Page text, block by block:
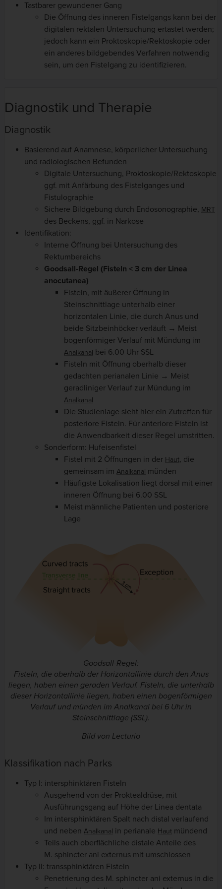
Tastbarer gewundener Gang
Die Öffnung des inneren Fistelgangs kann bei der
digitalen rektalen Untersuchung ertastet werden;
jedoch kann ein Proktoskopie/Rektoskopie oder
ein anderes bildgebendes Verfahren notwendig
sein, um den Fistelgang zu identifizieren.
Diagnostik und Therapie
Diagnostik
Basierend auf Anamnese, körperlicher Untersuchung
und radiologischen Befunden
Digitale Untersuchung, Proktoskopie/Rektoskopie
ggf. mit Anfärbung des Fistelganges und
Fistulographie
Sichere Bildgebung durch Endosonographie, MRT
des Beckens, ggf. in Narkose
Identifikation:
Interne Öffnung bei Untersuchung des
Rektumbereichs
Goodsall-Regel (Fisteln < 3 cm der Linea
anocutanea)
Fisteln, mit äußerer Öffnung in
Steinschnittlage unterhalb einer
horizontalen Linie, die durch Anus und
beide Sitzbeinhöcker verläuft → Meist
bogenförmiger Verlauf mit Mündung im
Analkanal bei 6.00 Uhr SSL
Fisteln mit Öffnung oberhalb dieser
gedachten perianalen Linie → Meist
geradliniger Verlauf zur Mündung im
Analkanal
Die Studienlage sieht hier ein Zutreffen für
posteriore Fisteln. Für anteriore Fisteln ist
die Anwendbarkeit dieser Regel umstritten.
Sonderform: Hufeisenfistel
Fistel mit 2 Öffnungen in der Haut, die
gemeinsam im Analkanal münden
Häufigste Lokalisation liegt dorsal mit einer
inneren Öffnung bei 6.00 SSL
Meist männliche Patienten und posteriore
Lage
Goodsall-Regel:
Fisteln, die oberhalb der Horizontallinie durch den Anus
liegen, haben einen geraden Verlauf. Fisteln, die unterhalb
dieser Horizontallinie liegen, haben einen bogenförmigen
Verlauf und münden im Analkanal bei 6 Uhr in
Steinschnittlage (SSL).
Bild von Lecturio
Klassifikation nach Parks
Typ I: intersphinktären Fisteln
Ausgehend von der Proktealdrüse, mit
Ausführungsgang auf Höhe der Linea dentata
Im intersphinktären Spalt nach distal verlaufend
und neben Analkanal in perianale Haut mündend
Teils auch oberflächliche distale Anteile des
M. sphincter ani externus mit umschlossen
Typ II: transsphinktären Fisteln
Penetrierung des M. sphincter ani externus in die